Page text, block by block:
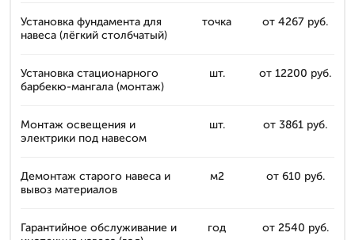
Установка фундамента для
навеса (лёгкий столбчатый)
точка от 4267 руб.
Установка стационарного
барбекю-мангала (монтаж)
шт. от 12200 руб.
Монтаж освещения и
электрики под навесом
шт. от 3861 руб.
Демонтаж старого навеса и
вывоз материалов
м2 от 610 руб.
Гарантийное обслуживание и
год от 2540 руб.